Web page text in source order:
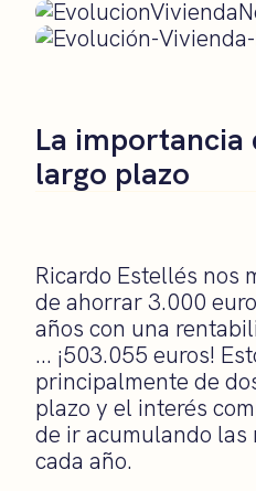
La
largo plazo
Ricardo Estellés nos
de ahorrar 3.000
años con una
… ¡503.055 euros!
principalmente de
plazo y el interés
de ir acumulando
cada año.